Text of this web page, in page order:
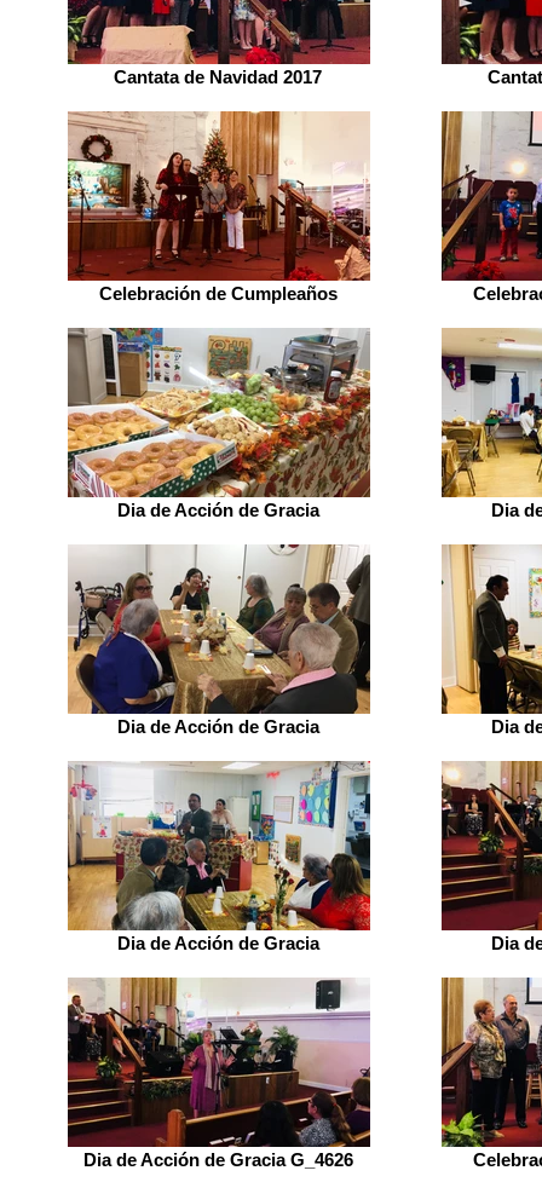
Cantata de Navidad 2017
Celebración de Cumpleaños
Dia de Acción de Gracia Dia
Dia de Acción de Gracia Dia
Dia de Acción de Gracia Dia
Dia de Acción de Gracia G_4626